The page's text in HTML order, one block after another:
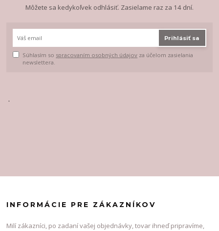
Môžete sa kedykoľvek odhlásiť. Zasielame raz za 14 dní.
Prihlásiť sa
Súhlasím so spracovaním osobných údajov za účelom zasielania
newslettera.
.
INFORMÁCIE PRE ZÁKAZNÍKOV
Milí zákazníci, po zadaní vašej objednávky, tovar ihneď pripravíme,